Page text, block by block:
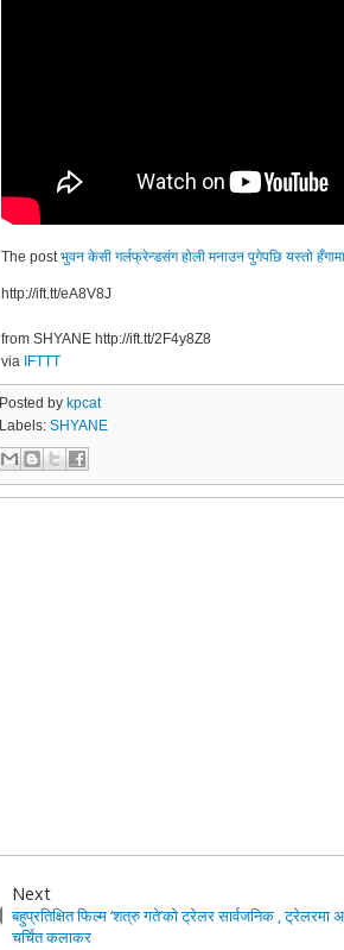
The postभुवन केसी गर्लफ्रेन्डसंग होली मनाउन पुगेपछि यस्तो
http://ift.tt/eA8V8J
from SHYANE http://ift.tt/2F4y8Z8
via IFTTT
Posted by kpcat
Labels:SHYANE
Next
बहुप्रतिक्षित फिल्म ‘शत्रु गते’को ट्रेलर सार्वजनिक , ट्रेलरमा
चर्चित कलाकर